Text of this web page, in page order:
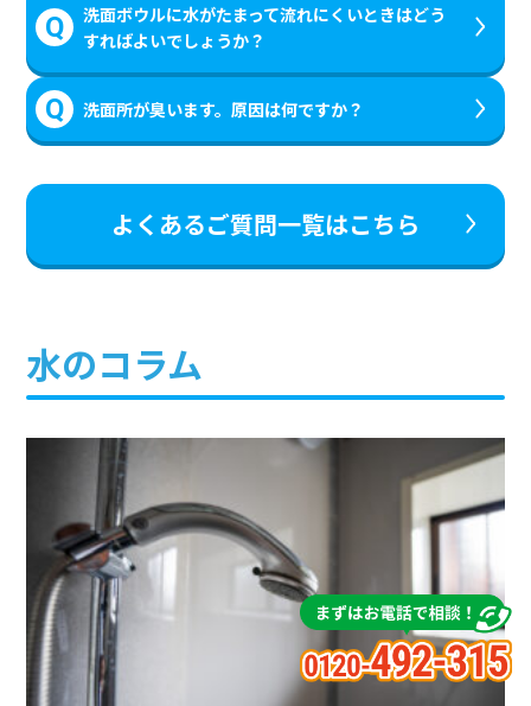
洗面ボウルに水がたまって流れにくいときはどう
すればよいでしょうか？
洗面所が臭います。原因は何ですか？
よくあるご質問一覧はこちら
水のコラム